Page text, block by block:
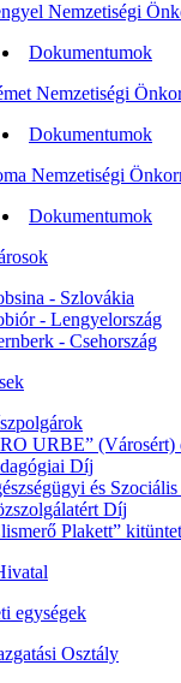
Nemzetiségi
Dokumentumok
Nemzetiségi
Dokumentumok
Nemzetiségi
Dokumentumok
- Szlovákia
- Lengyelország
- Csehország
URBE” (Városért)
Díj
és
Díj
Plakett”
egységek
Osztály